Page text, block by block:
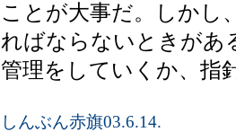
ことが大事だ。しかし
ればならないときがあ
管理をしていくか、指
しんぶん赤旗03.6.14.